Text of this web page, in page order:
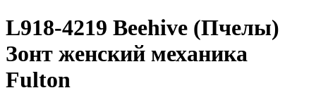
L918-4219 Beehive (Пчелы)
Зонт женский механика
Fulton